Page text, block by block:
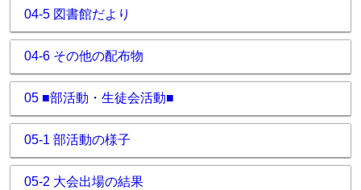
04-5 図書館だより
04-6 その他の配布物
05 ■部活動・生徒会活動■
05-1 部活動の様子
05-2 大会出場の結果